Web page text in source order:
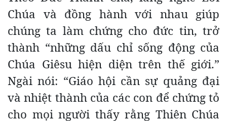
Chúa và đồng hành với nhau giúp
chúng ta làm chứng cho đức tin, trở
thành “những dấu chỉ sống động của
Chúa Giêsu hiện diện trên thế giới.”
Ngài nói: “Giáo hội cần sự quảng đại
và nhiệt thành của các con để chứng tỏ
cho mọi người thấy rằng Thiên Chúa